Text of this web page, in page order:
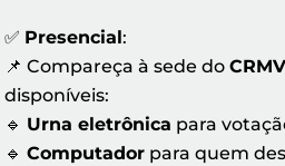
✅ Presencial:
📌 Compareça à sede do
disponíveis:
🔹 Urna eletrônica para
🔹Computador para quem